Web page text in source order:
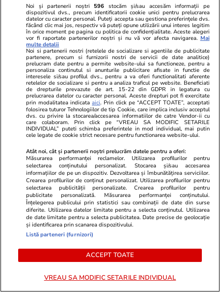
Horoscop 17:00
Horoscop 3-9 august 2026.
Perioadă de reevaluare financiară
și căutare a echilibrului în relații
pentru toate zodiile
Lifestyle
O femeie
economiile
deschis a
euro au
Lifestyle 01 aug.
Cum se face cafeaua la presa
franceză – cum funcționează și
care sunt avantajele
Noi și partenerii noștri 596 stocăm și/sau accesăm informații pe
dispozitivul dvs., precum identificatorii cookie unici pentru prelucrarea
datelor cu caracter personal. Puteți accepta sau gestiona preferințele dvs.
făcând clic mai jos, respectiv vă puteți opune utilizării unui interes legitim
în orice moment pe pagina cu politica de confidențialitate. Aceste alegeri
vor fi raportate partenerilor noștri și nu vă vor afecta navigarea. Mai
multe detalii
Noi si partenerii nostri (retelele de socializare si agentiile de publicitate
partenere, precum si furnizorii nostri de servicii de date analitice)
prelucram date pentru a permite website-ului sa functioneze, pentru a
personaliza continutul si anunturile publicitare afisate in functie de
interesele si/sau profilul dvs., pentru a va oferi functionalitati aferente
retelelor de socializare si pentru a analiza traficul pe website. Beneficiati
de drepturile prevazute de art. 15-22 din GDPR in legatura cu
prelucrarea datelor cu caracter personal. Aceste drepturi pot fi exercitate
prin modalitatea indicataaici. Prin click pe “ACCEPT TOATE”, acceptati
folosirea tuturor Tehnologiilor de tip Cookie, care implica inclusiv acceptul
dvs. cu privire la stocarea/accesarea informatiilor de catre Vendor-ii cu
care colaboram. Prin click pe “VREAU SA MODIFIC SETARILE
INDIVIDUAL” puteti schimba preferintele in mod individual, mai putin
cele legate de cookie strict necesare pentru functionarea website-ului.
Atât noi, cât și partenerii noștri prelucrăm datele pentru a oferi:
Măsurarea performanței reclamelor. Utilizarea profilurilor pentru
selectarea conținutului personalizat. Stocarea și/sau accesarea
informațiilor de pe un dispozitiv. Dezvoltarea și îmbunătățirea serviciilor.
Crearea profilurilor de conținut personalizat. Utilizarea profilurilor pentru
selectarea publicității personalizate. Crearea profilurilor pentru
publicitate personalizată. Măsurarea performanței conținutului.
Înțelegerea publicului prin statistici sau combinații de date din surse
diferite. Utilizarea datelor limitate pentru a selecta conținutul. Utilizarea
de date limitate pentru a selecta publicitatea. Date precise de geolocație
și identificarea prin scanarea dispozitivului.
Listă parteneri (furnizori)
ACCEPT TOATE
VREAU SA MODIFIC SETARILE INDIVIDUAL